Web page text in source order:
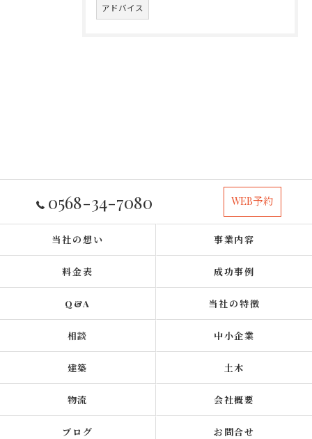
アドバイス
0568-34-7080 WEB予約
当社の想い 事業内容
料金表 成功事例
Q&A 当社の特徴
相談 中小企業
建築 土木
物流 会社概要
ブログ お問合せ